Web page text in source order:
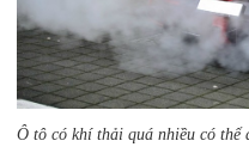
Ô tô có khí thải quá nhiều có thể